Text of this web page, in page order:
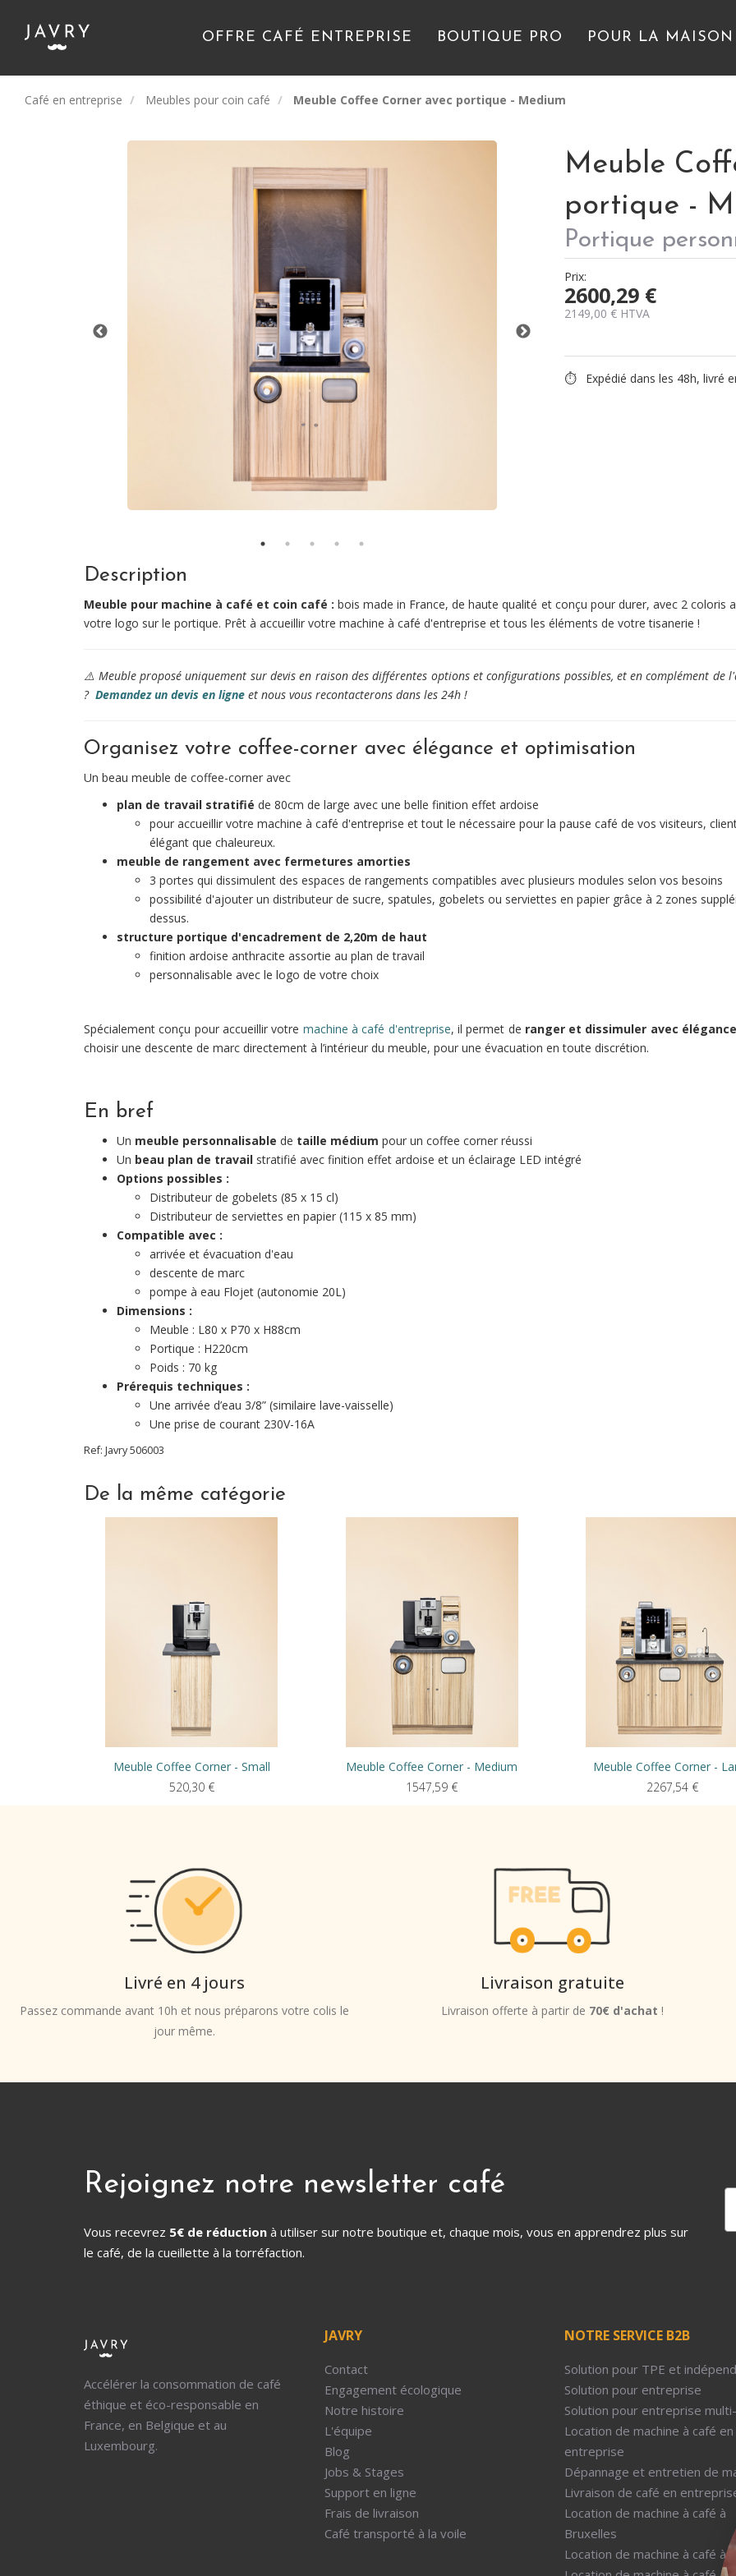
OFFRE CAFÉ ENTREPRISE BOUTIQUE PRO POUR LA MAISON
Café en entreprise Meubles pour coin café Meuble Coffee Corner avec portique - Medium
Meuble
portique -
Portique
Prix:
2600,29 €
2149,00 € HTVA
⏱ Expédié dans les 48h, livré
Description
Meuble pour machine à café et coin café :bois made in France, de haute qualité et conçu pour durer, avec 2 coloris
votre logo sur le portique. Prêt à accueillir votre machine à café d'entreprise et tous les éléments de votre tisanerie !
⚠️ Meuble proposé uniquement sur devis en raison des différentes options et configurations possibles, et en complément de
? Demandez un devis en ligne et nous vous recontacterons dans les 24h !
Organisez votre coffee-corner avec élégance et optimisation
Un beau meuble de coffee-corner avec
plan de travail stratifié de 80cm de large avec une belle finition effet ardoise
pour accueillir votre machine à café d'entreprise et tout le nécessaire pour la pause café de vos visiteurs,
élégant que chaleureux.
meuble de rangement avec fermetures amorties
3 portes qui dissimulent des espaces de rangements compatibles avec plusieurs modules selon vos besoins
possibilité d'ajouter un distributeur de sucre, spatules, gobelets ou serviettes en papier grâce à 2 zones
dessus.
structure portique d'encadrement de 2,20m de haut
finition ardoise anthracite assortie au plan de travail
personnalisable avec le logo de votre choix
Spécialement conçu pour accueillir votre machine à café d'entreprise, il permet de ranger et dissimuler avec
choisir une descente de marc directement à l’intérieur du meuble, pour une évacuation en toute discrétion.
En bref
Un meuble personnalisable de taille médium pour un coffee corner réussi
Un beau plan de travail stratifié avec finition effet ardoise et un éclairage LED intégré
Options possibles :
Distributeur de gobelets (85 x 15 cl)
Distributeur de serviettes en papier (115 x 85 mm)
Compatible avec :
arrivée et évacuation d'eau
descente de marc
pompe à eau Flojet (autonomie 20L)
Dimensions :
Meuble : L80 x P70 x H88cm
Portique : H220cm
Poids : 70 kg
Prérequis techniques :
Une arrivée d’eau 3/8” (similaire lave-vaisselle)
Une prise de courant 230V-16A
Ref: Javry506003
De la même catégorie
Meuble Coffee Corner - Small
520,30 €
Meuble Coffee Corner - Medium
1547,59 €
Meuble Coffee Corner -
2267,54 €
Livré en 4 jours
Passez commande avant 10h et nous préparons votre colis le
jour même.
Livraison gratuite
Livraison offerte à partir de 70€ d'achat !
Rejoignez notre newsletter café
Vous recevrez 5€ de réduction à utiliser sur notre boutique et, chaque mois, vous en apprendrez plus sur
le café, de la cueillette à la torréfaction.
Accélérer la consommation de café
éthique et éco-responsable en
France, en Belgique et au
Luxembourg.
JAVRY
Contact
Engagement écologique
Notre histoire
L'équipe
Blog
Jobs & Stages
Support en ligne
Frais de livraison
Café transporté à la voile
NOTRE SERVICE B2B
Solution pour TPE et
Solution pour entreprise
Solution pour entreprise
Location de machine à café en
entreprise
Dépannage et entretien de
Livraison de café en
Location de machine à café à
Bruxelles
Location de machine à café à